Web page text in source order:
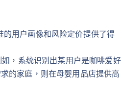
用户画像和风险定价提供了得
，系统识别出某用户是咖啡爱好
的家庭，则在母婴用品店提供高